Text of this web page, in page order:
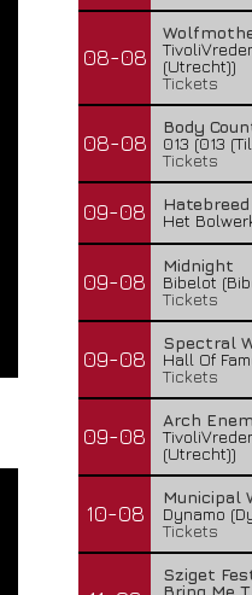
08-08
(Utrecht))
Tickets
08-08
Body
013 (013
Tickets
09-08
Hatebreed
Het
09-08
Midnight
Bibelot
Tickets
09-08
Spectral
Hall Of
Tickets
09-08
Arch
(Utrecht))
10-08
Municipal
Dynamo
Tickets
Sziget
Bring Me